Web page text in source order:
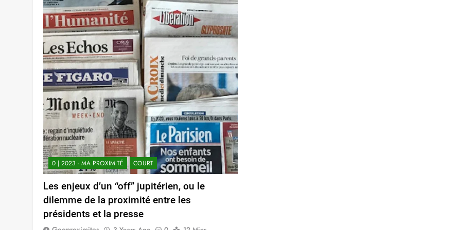
0 | 2023 - MA PROXIMITÉ COURT
Les enjeux d’un “off” jupitérien, ou le
dilemme de la proximité entre les
présidents et la presse